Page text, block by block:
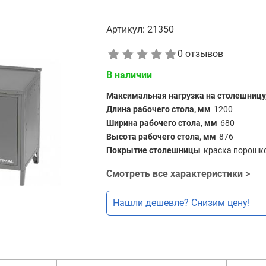
Артикул: 21350
0 отзывов
В наличии
Максимальная нагрузка на
Длина рабочего стола, мм 1200
Ширина рабочего стола, мм 680
Высота рабочего стола, мм 876
Покрытие столешницы краска
Смотреть все характеристики >
Нашли дешевле? Снизим цену!